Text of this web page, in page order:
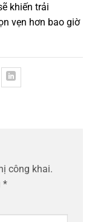
khiến trải
vẹn hơn bao giờ
công khai.
*